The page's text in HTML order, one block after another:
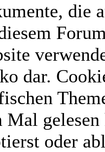
die
dar.
Mal
oder